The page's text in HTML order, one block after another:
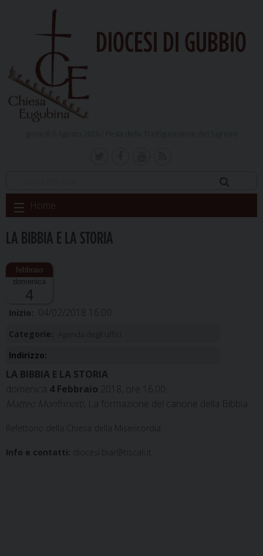
DIOCESI DI GUBBIO
Skip
to
Home
LA BIBBIA E LA STORIA
domenica
4
Inizio: 04/02/2018 16:00
Categorie:
Indirizzo:
LA BIBBIA E LA STORIA
domenica 4 Febbraio 2018,
ore 16.00
Matteo Monfrinotti
, La formazione del canone della Bibbia.
Refettorio della Chiesa della Misericordia
Info e contatti: diocesi.biar@tiscali.it